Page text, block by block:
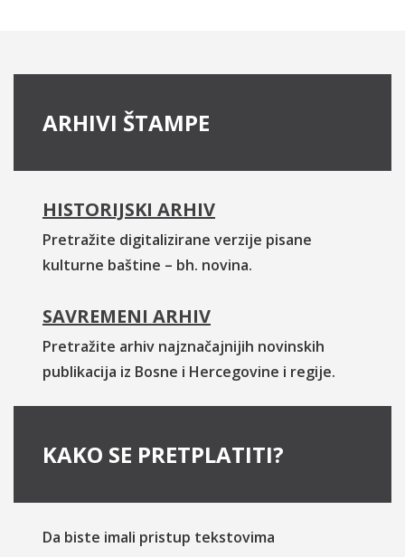
ARHIVI ŠTAMPE
HISTORIJSKI ARHIV
Pretražite digitalizirane verzije pisane
kulturne baštine – bh. novina.
SAVREMENI ARHIV
Pretražite arhiv najznačajnijih novinskih
publikacija iz Bosne i Hercegovine i regije.
KAKO SE PRETPLATITI?
Da biste imali pristup tekstovima